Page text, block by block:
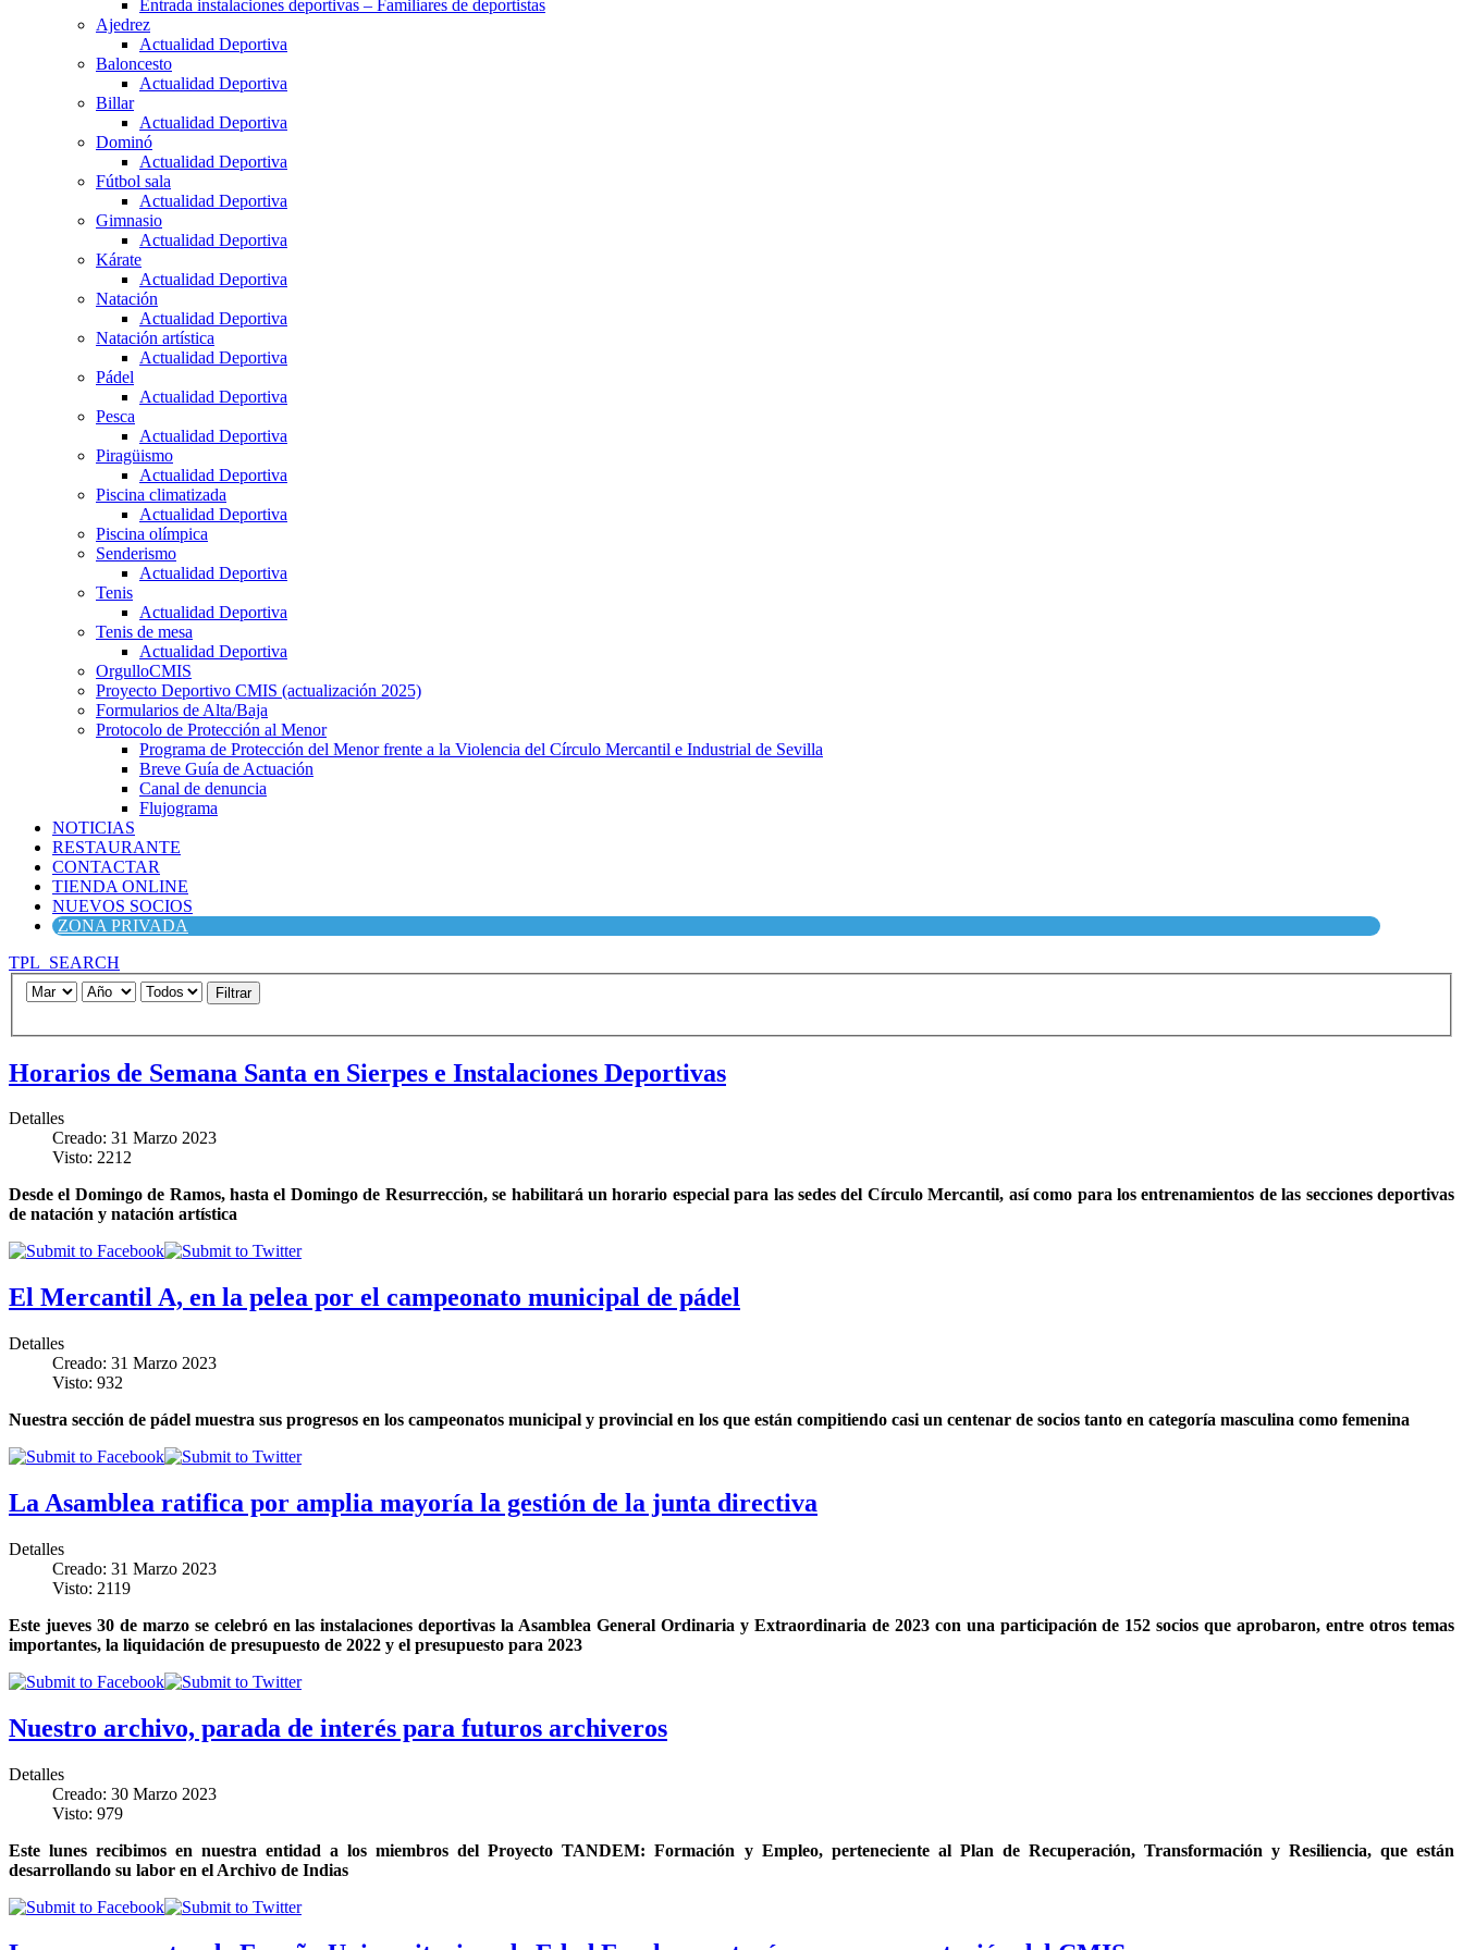
Entrada instalaciones deportivas – Familiares de deportistas
Ajedrez
Actualidad Deportiva
Baloncesto
Actualidad Deportiva
Billar
Actualidad Deportiva
Dominó
Actualidad Deportiva
Fútbol sala
Actualidad Deportiva
Gimnasio
Actualidad Deportiva
Kárate
Actualidad Deportiva
Natación
Actualidad Deportiva
Natación artística
Actualidad Deportiva
Pádel
Actualidad Deportiva
Pesca
Actualidad Deportiva
Piragüismo
Actualidad Deportiva
Piscina climatizada
Actualidad Deportiva
Piscina olímpica
Senderismo
Actualidad Deportiva
Tenis
Actualidad Deportiva
Tenis de mesa
Actualidad Deportiva
OrgulloCMIS
Proyecto Deportivo CMIS (actualización 2025)
Formularios de Alta/Baja
Protocolo de Protección al Menor
Programa de Protección del Menor frente a la Violencia del Círculo Mercantil e Industrial de Sevilla
Breve Guía de Actuación
Canal de denuncia
Flujograma
NOTICIAS
RESTAURANTE
CONTACTAR
TIENDA ONLINE
NUEVOS SOCIOS
ZONA PRIVADA
TPL_SEARCH
Filtrar
Horarios de Semana Santa en Sierpes e Instalaciones Deportivas
Detalles
Creado: 31 Marzo 2023
Visto: 2212
Desde el Domingo de Ramos, hasta el Domingo de Resurrección, se habilitará un horario especial para las sedes del Círculo Mercantil, así como para los entrenamientos de las secciones deportivas
de natación y natación artística
El Mercantil A, en la pelea por el campeonato municipal de pádel
Detalles
Creado: 31 Marzo 2023
Visto: 932
Nuestra sección de pádel muestra sus progresos en los campeonatos municipal y provincial en los que están compitiendo casi un centenar de socios tanto en categoría masculina como femenina
La Asamblea ratifica por amplia mayoría la gestión de la junta directiva
Detalles
Creado: 31 Marzo 2023
Visto: 2119
Este jueves 30 de marzo se celebró en las instalaciones deportivas la Asamblea General Ordinaria y Extraordinaria de 2023 con una participación de 152 socios que aprobaron, entre otros temas
importantes, la liquidación de presupuesto de 2022 y el presupuesto para 2023
Nuestro archivo, parada de interés para futuros archiveros
Detalles
Creado: 30 Marzo 2023
Visto: 979
Este lunes recibimos en nuestra entidad a los miembros del Proyecto TANDEM: Formación y Empleo, perteneciente al Plan de Recuperación, Transformación y Resiliencia, que están
desarrollando su labor en el Archivo de Indias